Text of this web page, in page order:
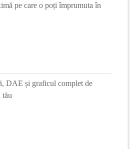
pe care o poți împrumuta în
DAE și graficul complet de
tău